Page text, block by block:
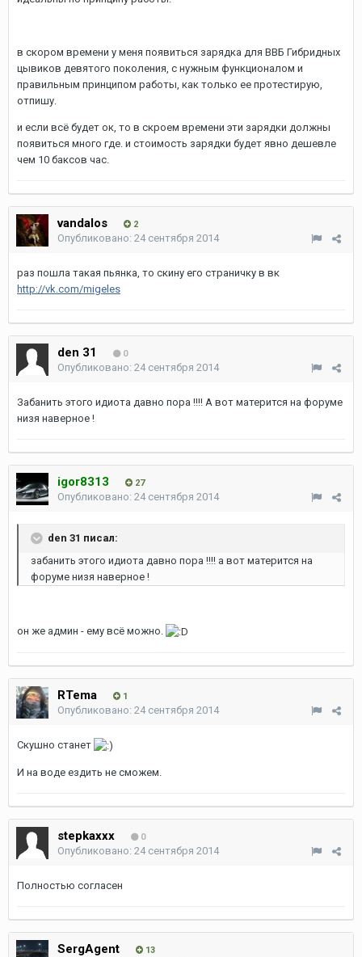
в скором времени у меня появиться зарядка для ВВБ Гибридных
цывиков девятого поколения, с нужным функционалом и
правильным принципом работы, как только ее протестирую,
отпишу.
и если всё будет ок, то в скроем времени эти зарядки должны
появиться много где. и стоимость зарядки будет явно дешевле
чем 10 баксов час.
vandalos 2
Опубликовано: 24 сентября 2014
раз пошла такая пьянка, то скину его страничку в вк
http://vk.com/migeles
den 31 0
Опубликовано: 24 сентября 2014
Забанить этого идиота давно пора !!!! А вот матерится на форуме
низя наверное !
igor8313 27
Опубликовано: 24 сентября 2014
den 31 писал:
забанить этого идиота давно пора !!!! а вот матерится на
форуме низя наверное !
он же админ - ему всё можно.
RTema 1
Опубликовано: 24 сентября 2014
Скушно станет
И на воде ездить не сможем.
stepkaxxx 0
Опубликовано: 24 сентября 2014
Полностью согласен
SergAgent 13